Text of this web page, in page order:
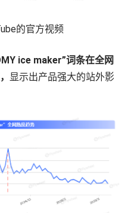
的官方视频
ice maker”词条在全网
显示出产品强大的站外影